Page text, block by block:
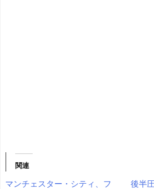
関連
マンチェスター・シティ、フ
後半